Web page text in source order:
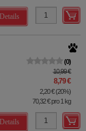
Details
0
10,99 €
8,79 €
2,20 €(20%)
70,32 €pro 1 kg
Details